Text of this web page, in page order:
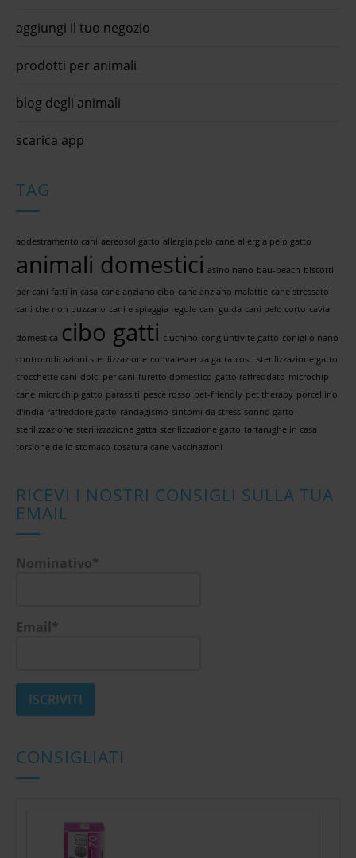
aggiungi il tuo negozio
prodotti per animali
blog degli animali
scarica app
TAG
addestramento cani aereosol gatto allergia pelo cane allergia pelo gatto
animali domestici asino nano bau-beach biscotti
per cani fatti in casa cane anziano cibo cane anziano malattie cane stressato
cani che non puzzano cani e spiaggia regole cani guida cani pelo corto cavia
domestica cibo gatti ciuchino congiuntivite gatto coniglio nano
controindicazioni sterilizzazione convalescenza gatta costi sterilizzazione gatto
crocchette cani dolci per cani furetto domestico gatto raffreddato microchip
cane microchip gatto parassiti pesce rosso pet-friendly pet therapy porcellino
d'india raffreddore gatto randagismo sintomi da stress sonno gatto
sterilizzazione sterilizzazione gatta sterilizzazione gatto tartarughe in casa
torsione dello stomaco tosatura cane vaccinazioni
RICEVI I NOSTRI CONSIGLI SULLA TUA
EMAIL
Nominativo*
Email*
CONSIGLIATI